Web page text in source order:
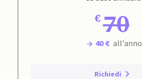
70
40 € all'anno
Richiedi